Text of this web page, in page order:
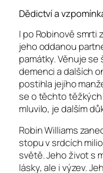
Dědictví a
I po Robinově smrti
jeho oddanou
památky. Věnuje se
demenci a dalších
postihla jejího
se o těchto
mluvilo, je dalším
Robin Williams
stopu v srdcích
světě. Jeho život s
lásky, ale i výzev.